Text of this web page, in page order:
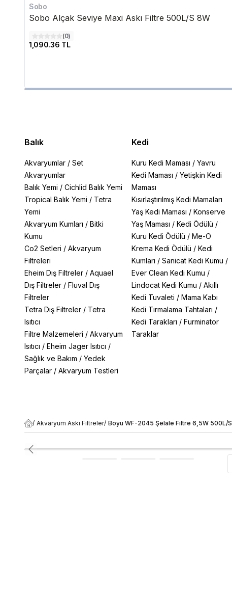
Sobo
Sobo Alçak Seviye Maxi Askı Filtre 500L/S 8W
(0)
1,090.36 TL
Balık
Akvaryumlar / Set
Akvaryumlar
Balık Yemi / Cichlid Balık Yemi
Tropical Balık Yemi / Tetra
Yemi
Akvaryum Kumları / Bitki
Kumu
Co2 Setleri / Akvaryum
Filtreleri
Eheim Dış Filtreler / Aquael
Dış Filtreler / Fluval Dış
Filtreler
Tetra Dış Filtreler / Tetra
Isıtıcı
Filtre Malzemeleri / Akvaryum
Isıtıcı / Eheim Jager Isıtıcı /
Sağlık ve Bakım / Yedek
Parçalar / Akvaryum Testleri
Kedi
Kuru Kedi Maması / Yavru
Kedi Maması / Yetişkin Kedi
Maması
Kısırlaştırılmış Kedi Mamaları
Yaş Kedi Maması / Konserve
Yaş Maması / Kedi Ödülü /
Kuru Kedi Ödülü / Me-O
Krema Kedi Ödülü / Kedi
Kumları / Sanicat Kedi Kumu /
Ever Clean Kedi Kumu /
Lindocat Kedi Kumu / Akıllı
Kedi Tuvaleti / Mama Kabı
Kedi Tırmalama Tahtaları /
Kedi Tarakları / Furminator
Taraklar
/ Akvaryum Askı Filtreler/ Boyu WF-2045 Şelale Filtre 6,5W 500L/S